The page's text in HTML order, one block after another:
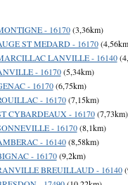
- 16170(3,36km)
ST MEDARD - 16170
LANVILLE - 16140
- 16170(5,34km)
- 16170(6,75km)
- 16170(7,15km)
CYBARDEAUX - 16170(7,73km)
- 16170(8,1km)
- 16140(8,58km)
- 16170(9,2km)
BREUILLAUD - 16140